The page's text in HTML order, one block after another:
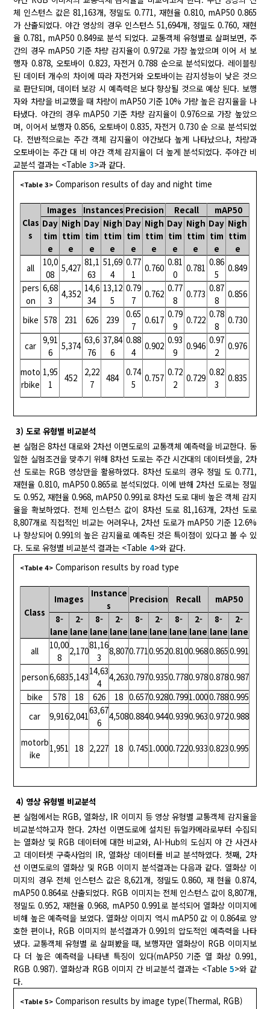
체 인스턴스 값은 81,163개, 정밀도 0.771, 재현율 0.810, mAP50 0.865
가 산출되었다. 야간 영상의 경우 인스턴스 51,694개, 정밀도 0.760, 재현
율 0.781, mAP50 0.849로 분석 되었다. 교통객체 유형별로 살펴보면, 주
간의 경우 mAP50 기준 차량 감지율이 0.972로 가장 높았으며 이어 서 보
행자 0.878, 오토바이 0.823, 자전거 0.788 순으로 분석되었다. 레이블링
된 데이터 개수의 차이에 따라 자전거와 오토바이는 감지성능이 낮은 것으
로 판단되며, 데이터 보강 시 예측력은 보다 향상될 것으로 예상 된다. 보행
자와 차량을 비교했을 때 차량이 mAP50 기준 10% 가량 높은 감지율을 나
타냈다. 야간의 경우 mAP50 기준 차량 감지율이 0.976으로 가장 높았으
며, 이어서 보행자 0.856, 오토바이 0.835, 자전거 0.730 순 으로 분석되었
다. 전반적으로는 주간 객체 감지율이 야간보다 높게 나타났으나, 차량과
오토바이는 주간 대 비 야간 객체 감지율이 더 높게 분석되었다. 주야간 비
교분석 결과는 <Table3>과 같다.
<Table 3> Comparison results of day and night time
Clas
s
Images Instances Precision Recall
mAP50
Day
tim
e
Nigh
ttim
e
Day
tim
e
Nigh
ttim
e
Day
tim
e
Nigh
ttim
e
Day
tim
e
Nigh
ttim
e
Day
tim
e
Nigh
ttim
e
all
10,0
08
5,427
81,1
63
51,69
4
0.77
1
0.760
0.81
0
0.781
0.86
5
0.849
pers
on
6,68
3
4,352
14,6
34
13,12
5
0.79
7
0.762
0.77
8
0.773
0.87
8
0.856
bike 578 231 626 239
0.65
7
0.617
0.79
9
0.722
0.78
8
0.730
car
9,91
6
5,374
63,6
76
37,84
6
0.88
4
0.902
0.93
9
0.946
0.97
2
0.976
moto
rbike
1,95
1
452
2,22
7
484
0.74
5
0.757
0.72
2
0.729
0.82
3
0.835
3) 도로 유형별 비교분석
본 실험은 8차선 대로와 2차선 이면도로의 교통객체 예측력을 비교한다. 동
일한 실험조건을 맞추기 위해 8차선 도로는 주간 시간대의 데이터셋을, 2차
선 도로는 RGB 영상만을 활용하였다. 8차선 도로의 경우 정밀 도 0.771,
재현율 0.810, mAP50 0.865로 분석되었다. 이에 반해 2차선 도로는 정밀
도 0.952, 재현율 0.968, mAP50 0.991로 8차선 도로 대비 높은 객체 감지
율을 확보하였다. 전체 인스턴스 값이 8차선 도로 81,163개, 2차선 도로
8,807개로 직접적인 비교는 어려우나, 2차선 도로가 mAP50 기준 12.6%
나 향상되어 0.991의 높은 감지율로 예측된 것은 특이점이 있다고 볼 수 있
다. 도로 유형별 비교분석 결과는 <Table 4>와 같다.
<Table 4> Comparison results by road type
Class
Images
Instance
s
Precision Recall
mAP50
8-
lane
2-
lane
8-
lane
2-
lane
8-
lane
2-
lane
8-
lane
2-
lane
8-
lane
2-
lane
all
10,00
8
2,170
81,16
3
8,8070.7710.9520.8100.9680.8650.991
person6,6835,143
14,63
4
4,2630.7970.9350.7780.9780.8780.987
bike
578 18 626 18 0.6570.9280.7991.0000.7880.995
car
9,9162,041
63,67
6
4,5080.8840.9440.9390.9630.9720.988
motorb
ike
1,951 18 2,227 18 0.7451.0000.7220.9330.8230.995
4) 영상 유형별 비교분석
본 실험에서는 RGB, 열화상, IR 이미지 등 영상 유형별 교통객체 감지율을
비교분석하고자 한다. 2차선 이면도로에 설치된 듀얼카메라로부터 수집되
는 열화상 및 RGB 데이터에 대한 비교와, AI-Hub의 도심지 야 간 사건사
고 데이터셋 구축사업의 IR, 열화상 데이터를 비교 분석하였다. 첫째, 2차
선 이면도로의 열화상 및 RGB 이미지 분석결과는 다음과 같다. 열화상 이
미지의 경우 전체 인스턴스 값은 8,621개, 정밀도 0.860, 재 현율 0.874,
mAP50 0.864로 산출되었다. RGB 이미지는 전체 인스턴스 값이 8,807개,
정밀도 0.952, 재현율 0.968, mAP50 0.991로 분석되어 열화상 이미지에
비해 높은 예측력을 보였다. 열화상 이미지 역시 mAP50 값 이 0.864로 양
호한 편이나, RGB 이미지의 분석결과가 0.991의 압도적인 예측력을 나타
냈다. 교통객체 유형별 로 살펴봤을 때, 보행자만 열화상이 RGB 이미지보
다 더 높은 예측력을 나타낸 특징이 있다(mAP50 기준 열 화상 0.991,
RGB 0.987). 열화상과 RGB 이미지 간 비교분석 결과는 <Table5>와 같
다.
<Table 5> Comparison results by image type(Thermal, RGB)